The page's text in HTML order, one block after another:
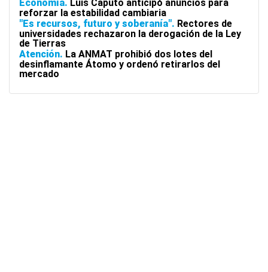
Economía
Luis Caputo anticipó anuncios para
reforzar la estabilidad cambiaria
"Es recursos, futuro y soberanía" Rectores de
universidades rechazaron la derogación de la Ley
de Tierras
Atención La ANMAT prohibió dos lotes del
desinflamante Átomo y ordenó retirarlos del
mercado